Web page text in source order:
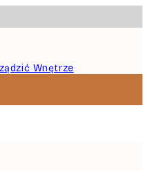
Wnętrze